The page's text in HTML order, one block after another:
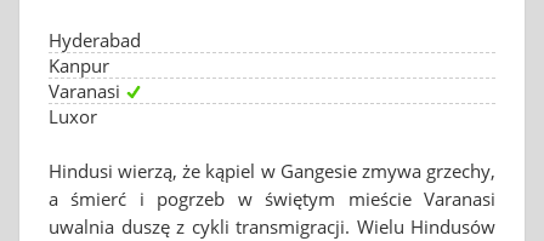
Hyderabad
Kanpur
Varanasi
Luxor
Hindusi wierzą, że kąpiel w Gangesie zmywa grzechy,
a śmierć i pogrzeb w świętym mieście Varanasi
uwalnia duszę z cykli transmigracji. Wielu Hindusów